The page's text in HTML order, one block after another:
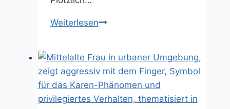
WeiterlesenEine
–
wie
nah
ist